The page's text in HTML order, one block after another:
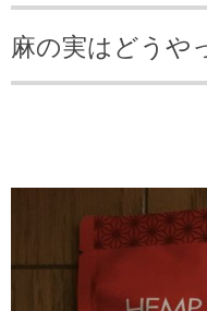
麻の実はどうや